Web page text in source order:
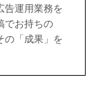
告運用業務を
でお持ちの
の「成果」を